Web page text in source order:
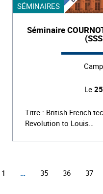
SÉMINAIRES
Séminaire
Le
Titre : British-French
Revolution to Louis…
1 … 35 36 37